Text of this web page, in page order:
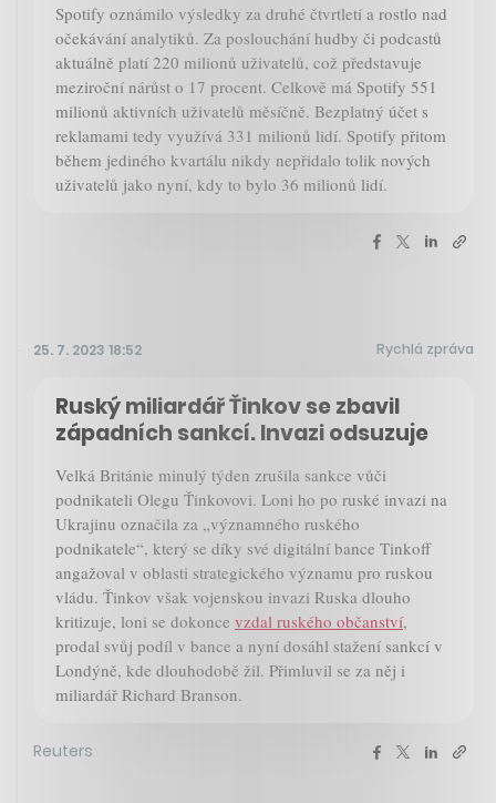
Spotify oznámilo výsledky za druhé čtvrtletí a rostlo nad
očekávání analytiků. Za poslouchání hudby či podcastů
aktuálně platí 220 milionů uživatelů, což představuje
meziroční nárůst o 17 procent. Celkově má Spotify 551
milionů aktivních uživatelů měsíčně. Bezplatný účet s
reklamami tedy využívá 331 milionů lidí. Spotify přitom
během jediného kvartálu nikdy nepřidalo tolik nových
uživatelů jako nyní, kdy to bylo 36 milionů lidí.
25. 7. 2023 18:52 Rychlá zpráva
Ruský miliardář Ťinkov se zbavil
západních sankcí. Invazi odsuzuje
Velká Británie minulý týden zrušila sankce vůči
podnikateli Olegu Ťinkovovi. Loni ho po ruské invazi na
Ukrajinu označila za „významného ruského
podnikatele“, který se díky své digitální bance Tinkoff
angažoval v oblasti strategického významu pro ruskou
vládu. Ťinkov však vojenskou invazi Ruska dlouho
kritizuje, loni se dokonce vzdal ruského občanství,
prodal svůj podíl v bance a nyní dosáhl stažení sankcí v
Londýně, kde dlouhodobě žil. Přimluvil se za něj i
miliardář Richard Branson.
Reuters